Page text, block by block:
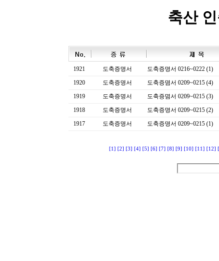
축산
1921 도축증명서
도축증명서 0216~0222 (1)
1920
도축증명서
도축증몀서 0209~0215 (4)
1919
도축증명서
도축증몀서 0209~0215 (3)
1918
도축증명서
도축증명서 0209~0215 (2)
1917
도축증명서 도축증명서 0209~0215 (1)
[1] [2] [3] [4] [5] [6] [7] [8] [9] [10] [11] [12]